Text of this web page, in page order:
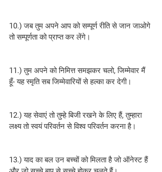
10.) जब तुम अपने आप को सम्पूर्ण रीति से जान जाओगे
तो सम्पूर्णता को प्राप्त कर लेंगे।
11.) तुम अपने को निमित्त समझकर चलो, जिम्मेवार मैं
हूँ- यह स्मृति सब जिम्मेवारियों से हल्का कर देगी।
12.) यह सेवाएं तो तुम्हे बिजी रखने के लिए हैं, तुम्हारा
लक्ष्य तो स्वयं परिवर्तन से विश्व परिवर्तन करना है।
13.) याद का बल उन बच्चों को मिलता है जो ऑनेस्ट हैं